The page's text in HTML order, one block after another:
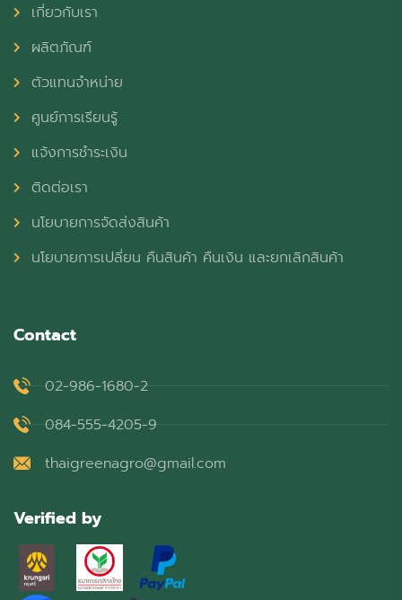
เกี่ยวกับเรา
ผลิตภัณฑ์
ตัวแทนจำหน่าย
ศูนย์การเรียนรู้
แจ้งการชำระเงิน
ติดต่อเรา
นโยบายการจัดส่งสินค้า
นโยบายการเปลี่ยน คืนสินค้า คืนเงิน และยกเลิกสินค้า
Contact
02-986-1680-2
084-555-4205-9
thaigreenagro@gmail.com
Verified by